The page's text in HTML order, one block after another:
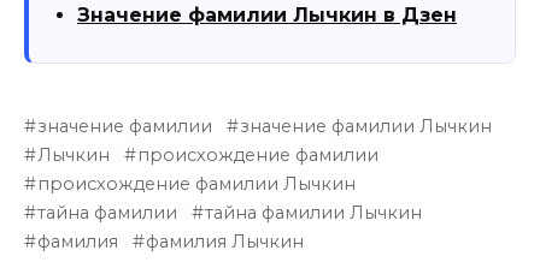
Значение фамилии Лычкин в Дзен
значение фамилии
значение фамилии Лычкин
Лычкин
происхождение фамилии
происхождение фамилии Лычкин
тайна фамилии
тайна фамилии Лычкин
фамилия
фамилия Лычкин